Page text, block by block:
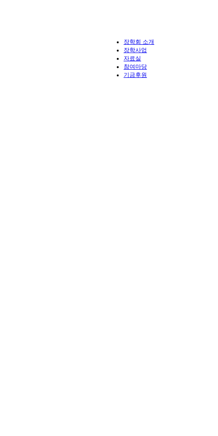
장학회 소개
장학사업
자료실
참여마당
기금후원